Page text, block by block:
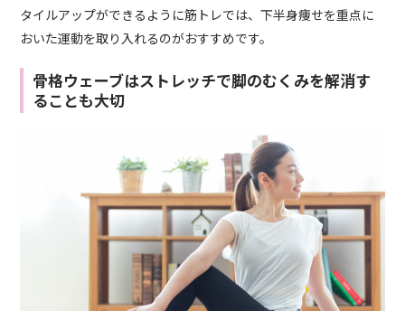
タイルアップができるように筋トレでは、下半身痩せを重点に
おいた運動を取り入れるのがおすすめです。
骨格ウェーブはストレッチで脚のむくみを解消す
ることも大切